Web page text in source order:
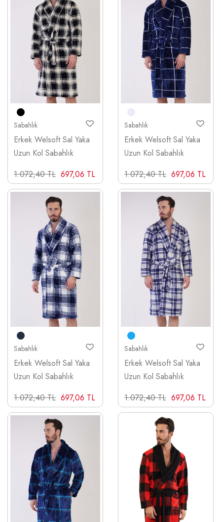
Sabahlık
Erkek Welsoft Sal Yaka
Uzun Kol Sabahlık
1.072,40 TL 697,06 TL
Sabahlık
Erkek Welsoft Sal Yaka
Uzun Kol Sabahlık
1.072,40 TL 697,06 TL
Sabahlık
Erkek Welsoft Sal Yaka
Uzun Kol Sabahlık
1.072,40 TL 697,06 TL
Sabahlık
Erkek Welsoft Sal Yaka
Uzun Kol Sabahlık
1.072,40 TL 697,06 TL